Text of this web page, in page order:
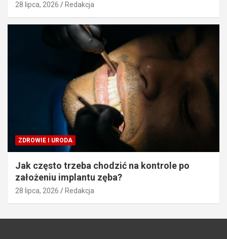
28 lipca, 2026 Redakcja
ZDROWIE I URODA
Jak często trzeba chodzić na kontrole po
założeniu implantu zęba?
28 lipca, 2026 Redakcja